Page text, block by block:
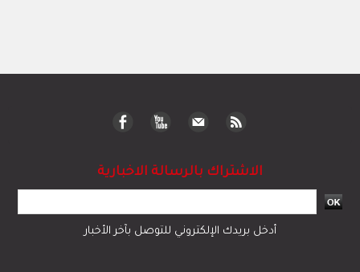
الاشتراك بالرسالة الاخبارية
أدخل بريدك الإلكتروني للتوصل بآخر الأخبار